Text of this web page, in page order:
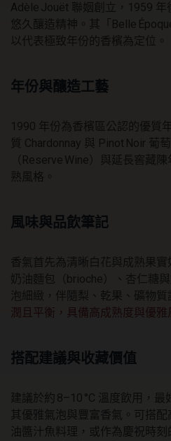
Adèle Jouët 聯姻創立，1959
悠久釀造精神。其「Belle
以代表極致年份的香檳為定位。
年份與釀造工藝
1990 年份為香檳區公認的優質
質 Chardonnay 與 Pinot Noir 葡
（Reserve Wine）與延長窖藏
熟風格。
風味與品飲筆記
香氣首先為清晰白花與成熟果
奶油麵包（brioche）、杏仁糖
泡細緻，伴隨梨、乾果、礦物質
潤且平衡，具備高成熟度與優雅
搭配建議與收藏價值
建議於約 8–10 °C 溫度飲用，
其優雅氣泡與豐富香氣。可搭
油醬汁魚料理，或作為慶祝時